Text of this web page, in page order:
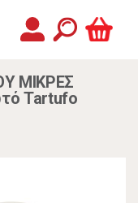
ΜΙΚΡΕΣ
Tartufo